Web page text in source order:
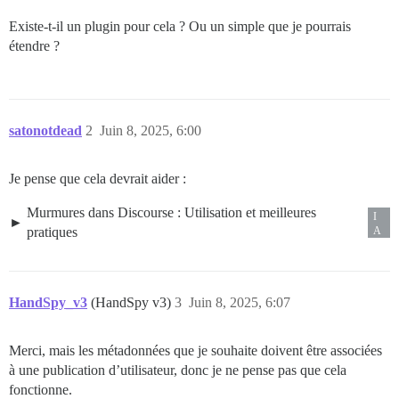
Existe-t-il un plugin pour cela ? Ou un simple que je pourrais
étendre ?
satonotdead Juin 8, 2025, 6:00
2
Je pense que cela devrait aider :
Murmures dans Discourse : Utilisation et meilleures
pratiques
A
HandSpy_v3 (HandSpy v3) Juin 8, 2025, 6:07
3
Merci, mais les métadonnées que je souhaite doivent être associées
à une publication d’utilisateur, donc je ne pense pas que cela
fonctionne.